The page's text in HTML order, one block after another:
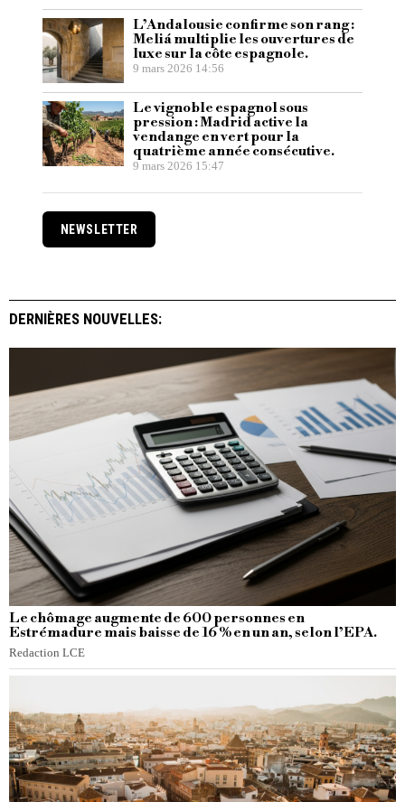
L’Andalousie confirme son rang :
Meliá multiplie les ouvertures de
luxe sur la côte espagnole.
9 mars 2026 14:56
Le vignoble espagnol sous
pression : Madrid active la
vendange en vert pour la
quatrième année consécutive.
9 mars 2026 15:47
NEWSLETTER
DERNIÈRES NOUVELLES:
Le chômage augmente de 600 personnes en
Estrémadure mais baisse de 16 % en un an, selon l’EPA.
Redaction LCE